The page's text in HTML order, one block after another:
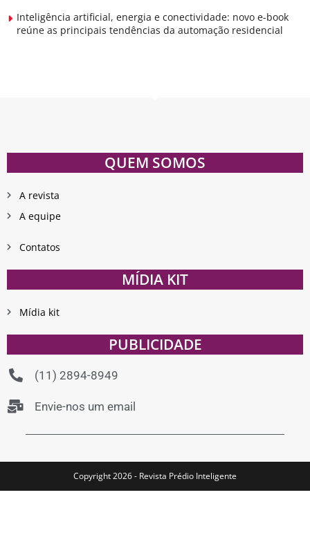
Inteligência artificial, energia e conectividade: novo e-book
reúne as principais tendências da automação residencial
QUEM SOMOS
A revista
A equipe
Contatos
MÍDIA KIT
Mídia kit
PUBLICIDADE
(11) 2894-8949
Envie-nos um email
Copyright 2026 - Revista Prédio Inteligente